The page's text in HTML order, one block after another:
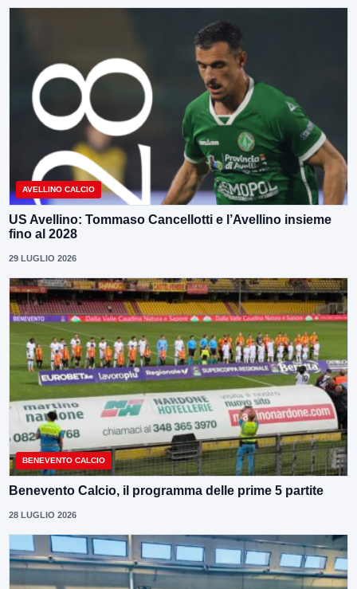
AVELLINO CALCIO
US Avellino: Tommaso Cancellotti e l’Avellino insieme
fino al 2028
29 LUGLIO 2026
BENEVENTO CALCIO
Benevento Calcio, il programma delle prime 5 partite
28 LUGLIO 2026